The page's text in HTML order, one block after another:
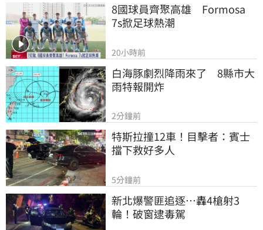
8國球員齊聚高雄　Formosa
7s掀足球熱潮
20小時前
白海豚劇烈降雨來了　8縣市大
雨特報開炸
2分鐘前
特斯拉撞12車！目擊者：賓士
擋下救好多人
5分鐘前
新北爆警匪追逐…轟4槍射3
輪！破窗逮毒駕